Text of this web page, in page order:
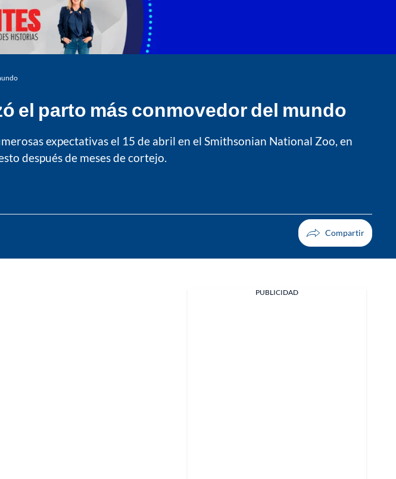
el parto más conmovedor del mundo
expectativas el 15 de abril en el Smithsonian National Zoo, en
después de meses de cortejo.
PUBLICIDAD